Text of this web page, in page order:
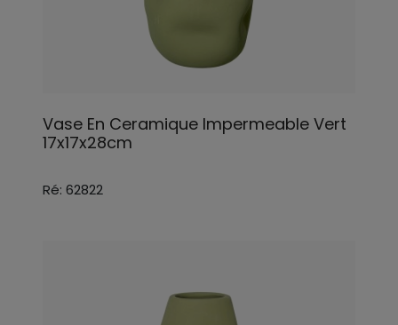
Vase En Ceramique Impermeable Vert
17x17x28cm
Ré: 62822